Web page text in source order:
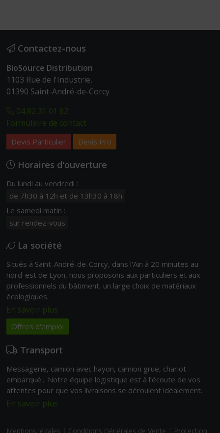
Contactez-nous
BioSource Distribution
1103 Rue de l'Industrie,
01390 Saint-André-de-Corcy
04 82 31 01 62
Formulaire de contact
Devis Particulier Devis Pro
Horaires d'ouverture
Du lundi au vendredi :
de 7h30 à 12h et de 13h30 à 18h
Le samedi matin :
sur rendez-vous
La société
Situés à Saint-André-de-Corcy, dans l'Ain à 20 minutes au
nord-est de Lyon, nous proposons aux particuliers et aux
professionnels du bâtiment, un large choix de matériaux
écologiques.
En savoir plus
Offres d'emploi
Transport
Messagerie, camion avec hayon, camion grue, chariot
embarqué... Notre équipe logistique est à l’écoute de vos
attentes pour que vos livraisons se déroulent idéalement.
En savoir plus
Mentions légales Conditions Générales de Vente Protection